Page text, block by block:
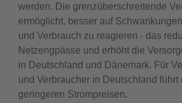
werden. Die grenzüberschreitende
ermöglicht, besser auf
und Verbrauch zu reagieren - das
Netzengpässe und erhöht die
in Deutschland und Dänemark. Für
und Verbraucher in Deutschland führt
geringeren Strompreisen.